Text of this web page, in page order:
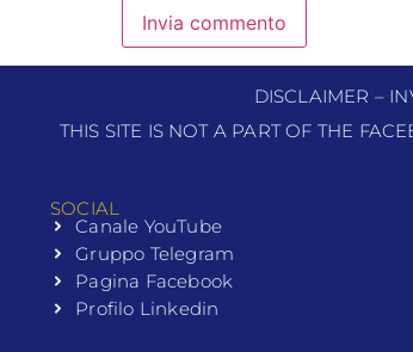
DISCLAIMER –
THIS SITE IS NOT A PART OF THE
SOCIAL
Canale YouTube
Gruppo Telegram
Pagina Facebook
Profilo Linkedin